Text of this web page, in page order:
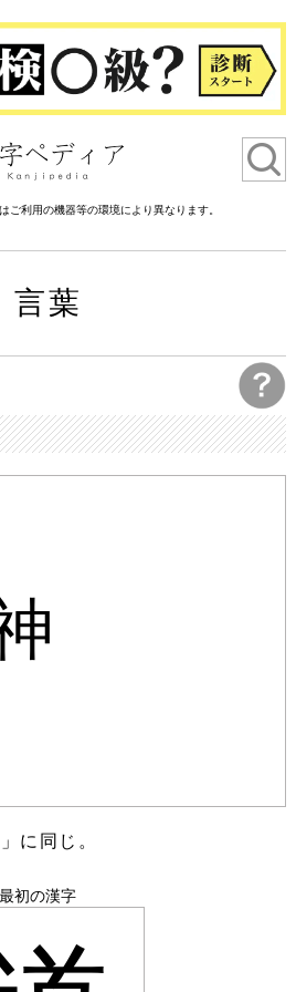
利用の機器等の環境により異なります。
言葉
に同じ。
初の漢字